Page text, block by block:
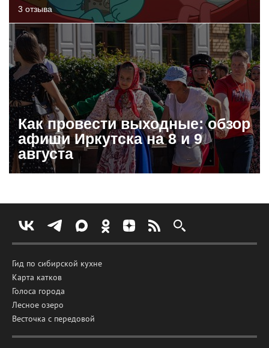
3 отзыва
Как провести выходные: обзор
афиши Иркутска на 8 и 9
августа
Гид по сибирской кухне
Карта катков
Голоса города
Лесное озеро
Весточка с передовой